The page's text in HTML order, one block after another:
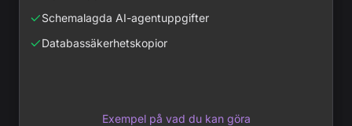
Schemalagda AI-agentuppgifter
Databassäkerhetskopior
Exempel på vad du kan göra